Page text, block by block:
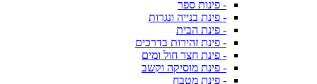
- פינות ספר
- פינת בנייה ונגרות
- פינת הבית
- פינת זהירות בדרכים
- פינת חצר חול ומים
- פינת מוסיקה וקשב
- פינת מטבח